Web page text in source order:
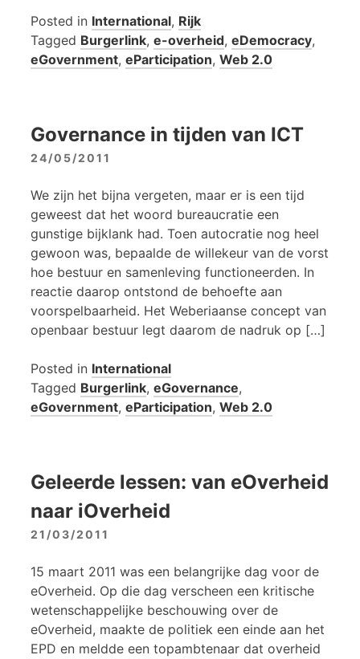
Posted in International, Rijk
Tagged Burgerlink, e-overheid, eDemocracy,
eGovernment, eParticipation, Web 2.0
Governance in tijden van ICT
24/05/2011
We zijn het bijna vergeten, maar er is een tijd
geweest dat het woord bureaucratie een
gunstige bijklank had. Toen autocratie nog heel
gewoon was, bepaalde de willekeur van de vorst
hoe bestuur en samenleving functioneerden. In
reactie daarop ontstond de behoefte aan
voorspelbaarheid. Het Weberiaanse concept van
openbaar bestuur legt daarom de nadruk op […]
Posted in International
Tagged Burgerlink, eGovernance,
eGovernment, eParticipation, Web 2.0
Geleerde lessen: van eOverheid
naar iOverheid
21/03/2011
15 maart 2011 was een belangrijke dag voor de
eOverheid. Op die dag verscheen een kritische
wetenschappelijke beschouwing over de
eOverheid, maakte de politiek een einde aan het
EPD en meldde een topambtenaar dat overheid